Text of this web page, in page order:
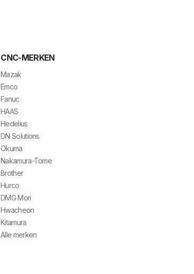
CNC-MERKEN
Mazak
Emco
Fanuc
HAAS
Hedelius
DN Solutions
Okuma
Nakamura-Tome
Brother
Hurco
DMG Mori
Hwacheon
Kitamura
Alle merken